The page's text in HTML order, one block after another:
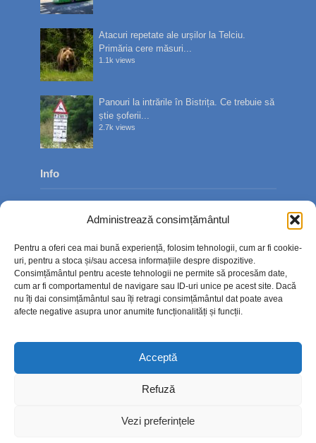
Administrează consimțământul
Pentru a oferi cea mai bună experiență, folosim tehnologii, cum ar fi cookie-
uri, pentru a stoca și/sau accesa informațiile despre dispozitive.
Consimțământul pentru aceste tehnologii ne permite să procesăm date,
cum ar fi comportamentul de navigare sau ID-uri unice pe acest site. Dacă
nu îți dai consimțământul sau îți retragi consimțământul dat poate avea
afecte negative asupra unor anumite funcționalități și funcții.
Acceptă
Refuză
Vezi preferințele
Atacuri repetate ale urșilor la Telciu.
Primăria cere măsuri...
1.1k views
Panouri la intrările în Bistrița. Ce trebuie să
știe șoferii...
2.7k views
Info
Contact
Politica de confidențialitate
Politică cookie-uri (UE)